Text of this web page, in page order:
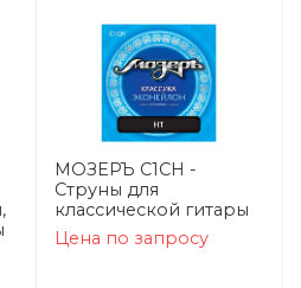
МОЗЕРЪ C1CH -
Струны для
классической гитары
Цена по запросу